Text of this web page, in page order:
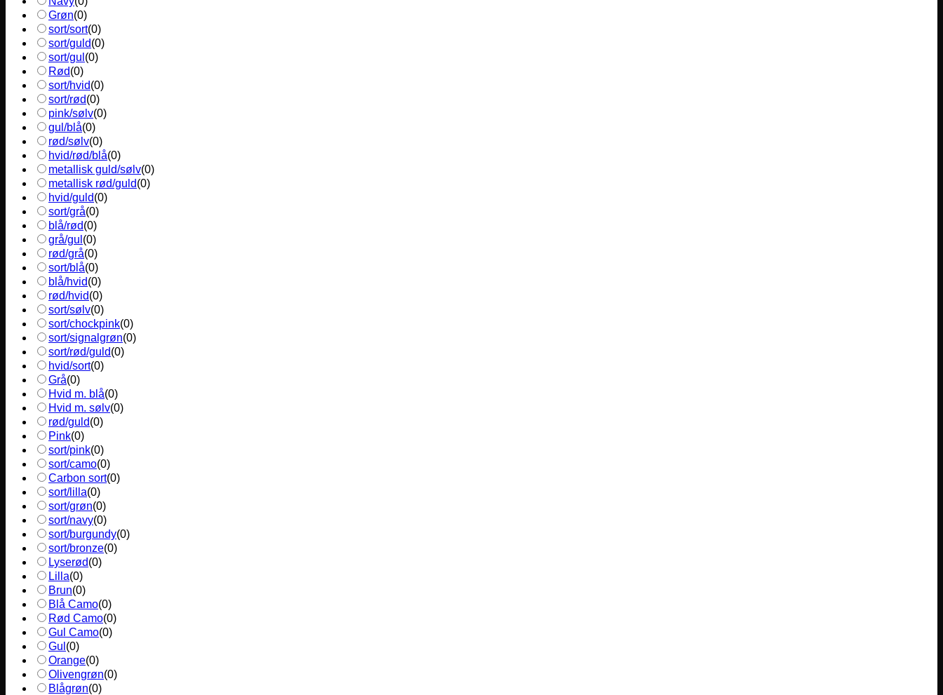
Grøn(0)
sort/sort(0)
sort/guld(0)
sort/gul (0)
Rød(0)
sort/hvid(0)
sort/rød(0)
pink/sølv(0)
gul/blå(0)
rød/sølv(0)
hvid/rød/blå(0)
metallisk guld/sølv(0)
metallisk rød/guld(0)
hvid/guld(0)
sort/grå(0)
blå/rød(0)
grå/gul (0)
rød/grå(0)
sort/blå(0)
blå/hvid(0)
rød/hvid(0)
sort/sølv(0)
sort/chockpink(0)
sort/signalgrøn(0)
sort/rød/guld(0)
hvid/sort(0)
Grå(0)
Hvid m. blå(0)
Hvid m. sølv(0)
rød/guld(0)
Pink(0)
sort/pink(0)
sort/camo(0)
Carbon sort(0)
sort/lilla(0)
sort/grøn(0)
sort/navy(0)
sort/burgundy(0)
sort/bronze(0)
Lyserød(0)
Lilla(0)
Brun(0)
Blå Camo(0)
Rød Camo(0)
Gul Camo(0)
Gul (0)
Orange(0)
Olivengrøn(0)
Blågrøn(0)